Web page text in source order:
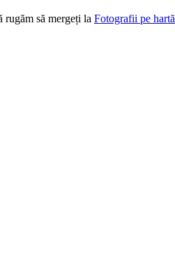
rugăm să mergeți la Fotografii pe hartă